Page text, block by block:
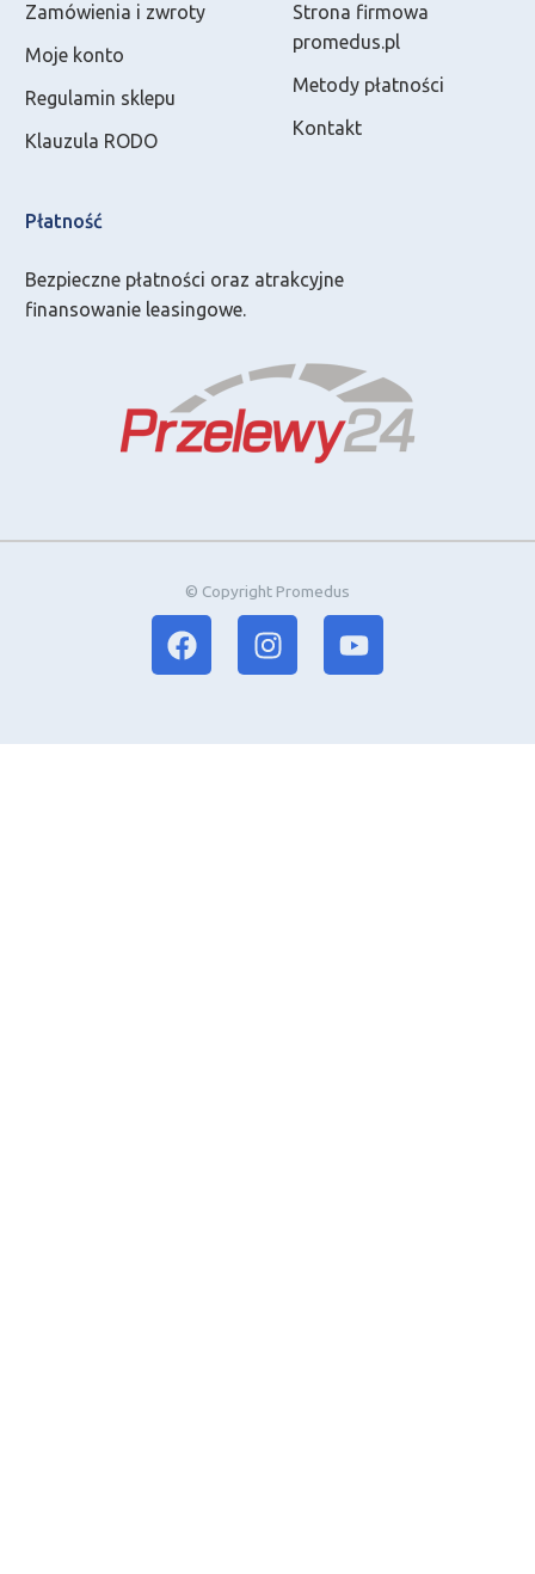
Zamówienia i zwroty
Moje konto
Regulamin sklepu
Klauzula RODO
Strona firmowa
promedus.pl
Metody płatności
Kontakt
Płatność
Bezpieczne płatności oraz atrakcyjne
finansowanie leasingowe.
© Copyright Promedus